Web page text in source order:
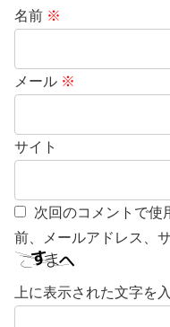
名前 ※
メール ※
サイト
次回のコメントで使
前、メールアドレス、
上に表示された文字を